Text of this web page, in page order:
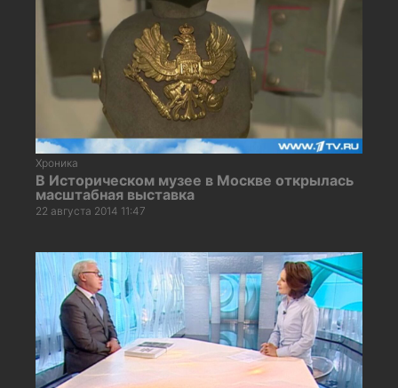
Хроника
В Историческом музее в Москве открылась
масштабная выставка
22 августа 2014 11:47